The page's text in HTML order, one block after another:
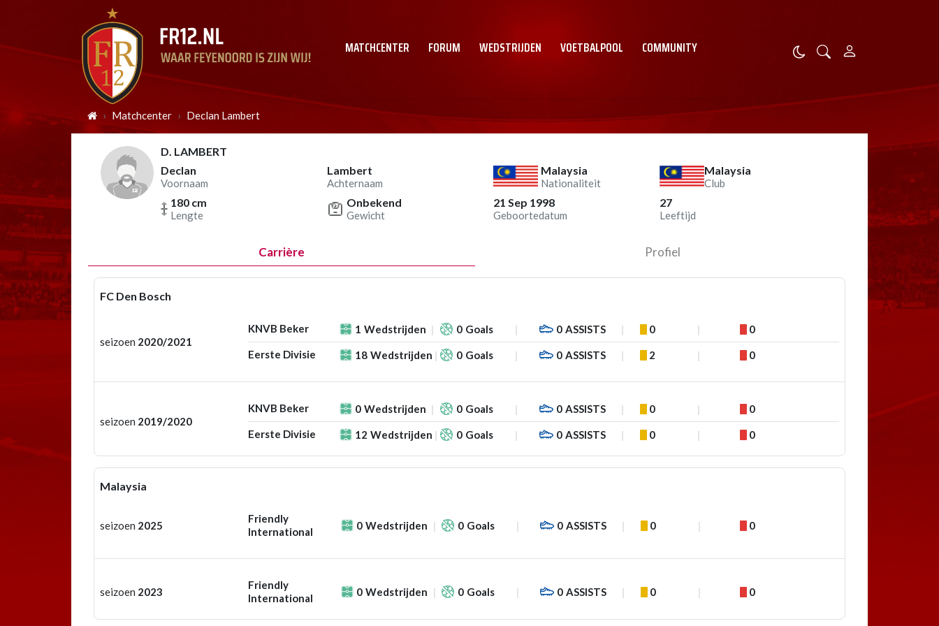
MATCHCENTER FORUM WEDSTRIJDEN VOETBALPOOL COMMUNITY
Matchcenter Declan Lambert
D. LAMBERT
Declan
Voornaam
Lambert
Achternaam
Malaysia
Nationaliteit
Malaysia
Club
180 cm
Lengte
Onbekend
Gewicht
21 Sep 1998
Geboortedatum
27
Leeftijd
Carrière Profiel
FC Den Bosch
seizoen 2020/2021
KNVB Beker 1 Wedstrijden 0 Goals 0 ASSISTS 0 0
Eerste Divisie 18 Wedstrijden 0 Goals 0 ASSISTS 2 0
seizoen 2019/2020
KNVB Beker 0 Wedstrijden 0 Goals 0 ASSISTS 0 0
Eerste Divisie 12 Wedstrijden 0 Goals 0 ASSISTS 0 0
Malaysia
seizoen 2025
Friendly
International
0 Wedstrijden 0 Goals 0 ASSISTS 0 0
seizoen 2023
Friendly
International
0 Wedstrijden 0 Goals 0 ASSISTS 0 0